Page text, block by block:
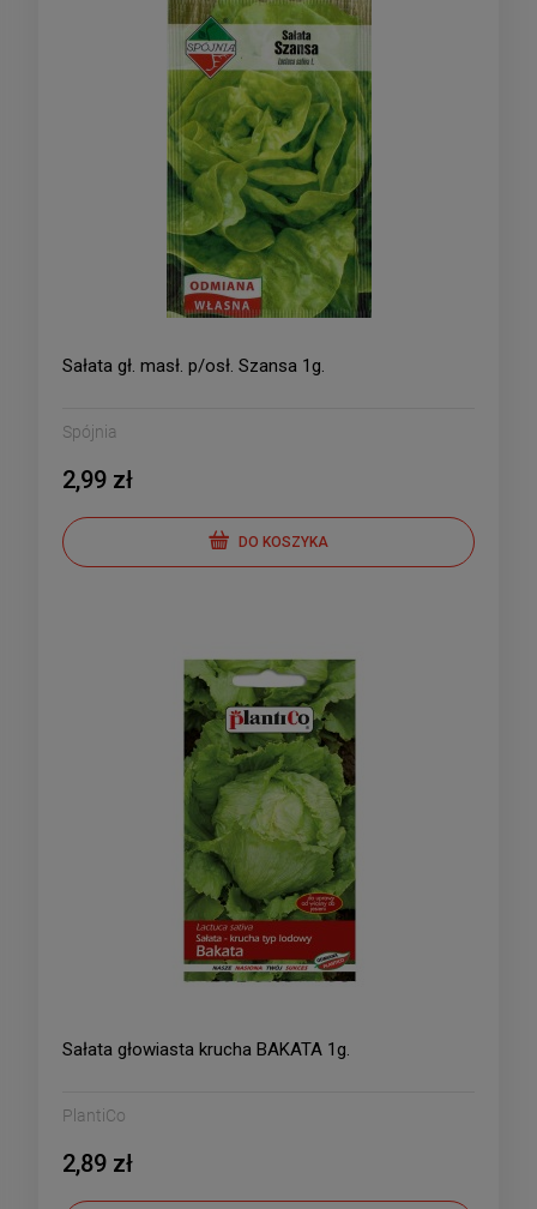
Sałata gł. masł. p/osł. Szansa 1g.
Spójnia
2,99 zł
DO KOSZYKA
Sałata głowiasta krucha BAKATA 1g.
PlantiCo
2,89 zł